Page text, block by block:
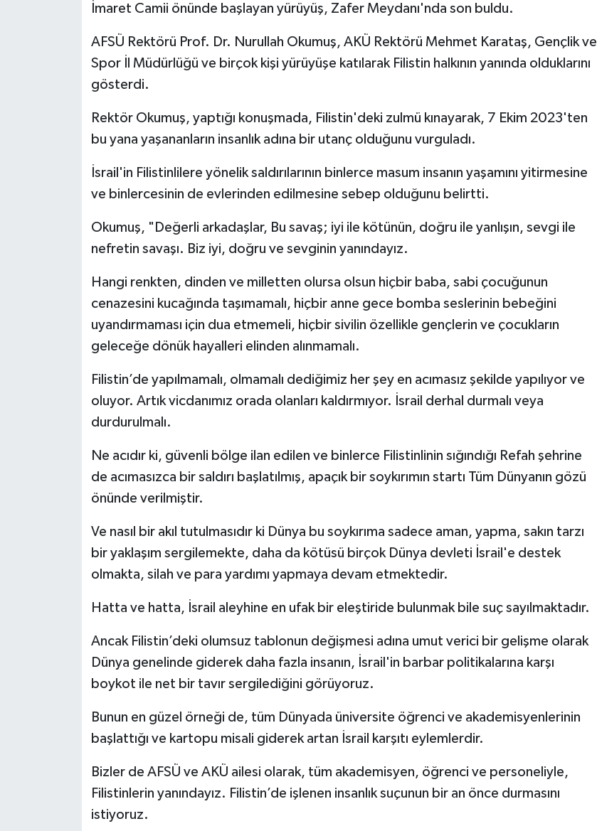
İmaret Camii önünde başlayan yürüyüş, Zafer Meydanı'nda son buldu.
AFSÜ Rektörü Prof. Dr. Nurullah Okumuş, AKÜ Rektörü Mehmet Karataş, Gençlik ve
Spor İl Müdürlüğü ve birçok kişi yürüyüşe katılarak Filistin halkının yanında olduklarını
gösterdi.
Rektör Okumuş, yaptığı konuşmada, Filistin'deki zulmü kınayarak, 7 Ekim 2023'ten
bu yana yaşananların insanlık adına bir utanç olduğunu vurguladı.
İsrail'in Filistinlilere yönelik saldırılarının binlerce masum insanın yaşamını yitirmesine
ve binlercesinin de evlerinden edilmesine sebep olduğunu belirtti.
Okumuş, "Değerli arkadaşlar, Bu savaş; iyi ile kötünün, doğru ile yanlışın, sevgi ile
nefretin savaşı. Biz iyi, doğru ve sevginin yanındayız.
Hangi renkten, dinden ve milletten olursa olsun hiçbir baba, sabi çocuğunun
cenazesini kucağında taşımamalı, hiçbir anne gece bomba seslerinin bebeğini
uyandırmaması için dua etmemeli, hiçbir sivilin özellikle gençlerin ve çocukların
geleceğe dönük hayalleri elinden alınmamalı.
Filistin’de yapılmamalı, olmamalı dediğimiz her şey en acımasız şekilde yapılıyor ve
oluyor. Artık vicdanımız orada olanları kaldırmıyor. İsrail derhal durmalı veya
durdurulmalı.
Ne acıdır ki, güvenli bölge ilan edilen ve binlerce Filistinlinin sığındığı Refah şehrine
de acımasızca bir saldırı başlatılmış, apaçık bir soykırımın startı Tüm Dünyanın gözü
önünde verilmiştir.
Ve nasıl bir akıl tutulmasıdır ki Dünya bu soykırıma sadece aman, yapma, sakın tarzı
bir yaklaşım sergilemekte, daha da kötüsü birçok Dünya devleti İsrail'e destek
olmakta, silah ve para yardımı yapmaya devam etmektedir.
Hatta ve hatta, İsrail aleyhine en ufak bir eleştiride bulunmak bile suç sayılmaktadır.
Ancak Filistin’deki olumsuz tablonun değişmesi adına umut verici bir gelişme olarak
Dünya genelinde giderek daha fazla insanın, İsrail'in barbar politikalarına karşı
boykot ile net bir tavır sergilediğini görüyoruz.
Bunun en güzel örneği de, tüm Dünyada üniversite öğrenci ve akademisyenlerinin
başlattığı ve kartopu misali giderek artan İsrail karşıtı eylemlerdir.
Bizler de AFSÜ ve AKÜ ailesi olarak, tüm akademisyen, öğrenci ve personeliyle,
Filistinlerin yanındayız. Filistin’de işlenen insanlık suçunun bir an önce durmasını
istiyoruz.